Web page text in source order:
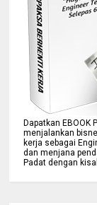
Dapatkan EBOOK
menjalankan
kerja sebagai
dan menjana
Padat dengan